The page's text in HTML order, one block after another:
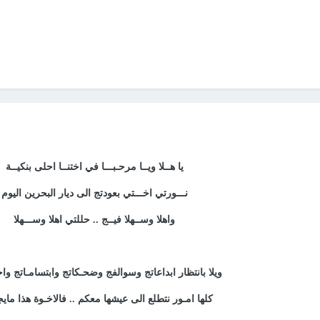
يا هــلا ويــا مرحـبـــا في اختنــا احلى بنكيــة
نـــورتي اخـــتي بعودتج الى ديار البحرين اليوم
واهلا وســهلا فيــج .. حللتي اهلا وســـهلا
ويلا بانتظار ابداعاتج وسوالفج وضحـكاتج وابتسامـاتج
كلها امـور نتطلع الى عيشها معكم .. فالاخـوة هذا